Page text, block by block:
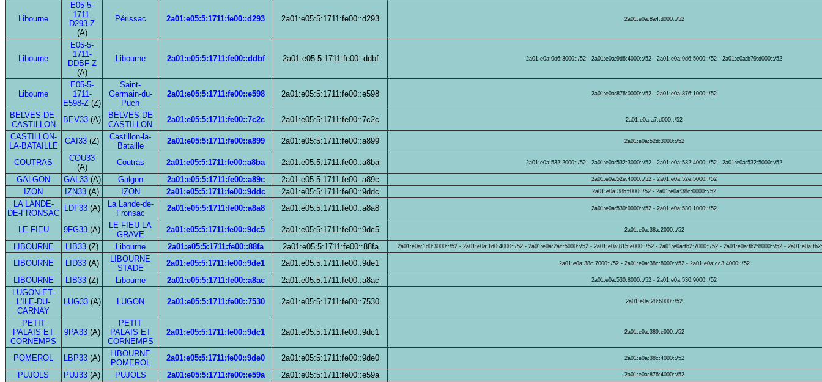
Libourne
E05-5-
1711-
D293-Z
(A)
Périssac 2a01:e05:5:1711:fe00::d293 2a01:e05:5:1711:fe00::d293 2a01:e0a:8a4:d000::/52
Libourne
E05-5-
1711-
DDBF-Z
(A)
Libourne 2a01:e05:5:1711:fe00::ddbf 2a01:e05:5:1711:fe00::ddbf 2a01:e0a:9d6:3000::/52 - 2a01:e0a:9d6:4000::/52 - 2a01:e0a:9d6:5000::/52 - 2a01:e0a:b79:d000::/52
Libourne
E05-5-
1711-
E598-Z (Z)
Saint-
Germain-du-
Puch
2a01:e05:5:1711:fe00::e598 2a01:e05:5:1711:fe00::e598 2a01:e0a:876:0000::/52 - 2a01:e0a:876:1000::/52
BELVES-DE-
CASTILLON
BEV33 (A)
BELVES DE
CASTILLON
2a01:e05:5:1711:fe00::7c2c 2a01:e05:5:1711:fe00::7c2c 2a01:e0a:a7:d000::/52
CASTILLON-
LA-BATAILLE
CAI33 (Z)
Castillon-la-
Bataille
2a01:e05:5:1711:fe00::a899 2a01:e05:5:1711:fe00::a899 2a01:e0a:52d:3000::/52
COUTRAS
COU33
(A)
Coutras 2a01:e05:5:1711:fe00::a8ba 2a01:e05:5:1711:fe00::a8ba 2a01:e0a:532:2000::/52 - 2a01:e0a:532:3000::/52 - 2a01:e0a:532:4000::/52 - 2a01:e0a:532:5000::/52
GALGON GAL33(A) Galgon 2a01:e05:5:1711:fe00::a89c 2a01:e05:5:1711:fe00::a89c 2a01:e0a:52e:4000::/52 - 2a01:e0a:52e:5000::/52
IZON IZN33 (A) IZON 2a01:e05:5:1711:fe00::9ddc 2a01:e05:5:1711:fe00::9ddc 2a01:e0a:38b:f000::/52 - 2a01:e0a:38c:0000::/52
LA LANDE-
DE-FRONSAC
LDF33(A)
La Lande-de-
Fronsac
2a01:e05:5:1711:fe00::a8a8 2a01:e05:5:1711:fe00::a8a8 2a01:e0a:530:0000::/52 - 2a01:e0a:530:1000::/52
LE FIEU 9FG33 (A)
LE FIEU LA
GRAVE
2a01:e05:5:1711:fe00::9dc5 2a01:e05:5:1711:fe00::9dc5 2a01:e0a:38a:2000::/52
LIBOURNE LIB33 (Z) Libourne 2a01:e05:5:1711:fe00::88fa 2a01:e05:5:1711:fe00::88fa 2a01:e0a:1d0:3000::/52 - 2a01:e0a:1d0:4000::/52 - 2a01:e0a:2ac:5000::/52 - 2a01:e0a:815:e000::/52 - 2a01:e0a:fb2:7000::/52 - 2a01:e0a:fb2:8000::/52 -
LIBOURNE LID33(A)
LIBOURNE
STADE
2a01:e05:5:1711:fe00::9de1 2a01:e05:5:1711:fe00::9de1 2a01:e0a:38c:7000::/52 - 2a01:e0a:38c:8000::/52 - 2a01:e0a:cc3:4000::/52
LIBOURNE LIB33 (Z) Libourne 2a01:e05:5:1711:fe00::a8ac 2a01:e05:5:1711:fe00::a8ac 2a01:e0a:530:8000::/52 - 2a01:e0a:530:9000::/52
LUGON-ET-
L'ILE-DU-
CARNAY
LUG33(A) LUGON 2a01:e05:5:1711:fe00::7530 2a01:e05:5:1711:fe00::7530 2a01:e0a:28:6000::/52
PETIT
PALAIS ET
CORNEMPS
9PA33(A)
PETIT
PALAIS ET
CORNEMPS
2a01:e05:5:1711:fe00::9dc1 2a01:e05:5:1711:fe00::9dc1 2a01:e0a:389:e000::/52
POMEROL LBP33 (A)
LIBOURNE
POMEROL
2a01:e05:5:1711:fe00::9de0 2a01:e05:5:1711:fe00::9de0 2a01:e0a:38c:4000::/52
PUJOLS PUJ33 (A) PUJOLS 2a01:e05:5:1711:fe00::e59a 2a01:e05:5:1711:fe00::e59a 2a01:e0a:876:4000::/52